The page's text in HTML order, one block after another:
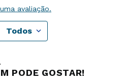
avaliação.
Todos
PODE GOSTAR!